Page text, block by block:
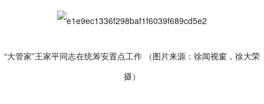
“大管家”王家平同志在统筹安置点工作 （图片来源：徐闻视窗，徐大荣
摄）